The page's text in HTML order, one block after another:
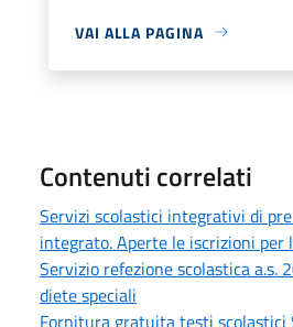
VAI ALLA PAGINA
Contenuti correlati
Servizi scolastici integrativi di
integrato. Aperte le iscrizioni per
Servizio refezione scolastica a.s.
diete speciali
Fornitura gratuita testi scolastici